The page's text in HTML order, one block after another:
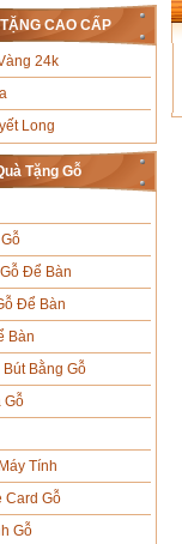
CAO CẤP
24k
Long
Tặng Gỗ
Để Bàn
Để Bàn
Bàn
Bằng Gỗ
Gỗ
Tính
Card Gỗ
Gỗ